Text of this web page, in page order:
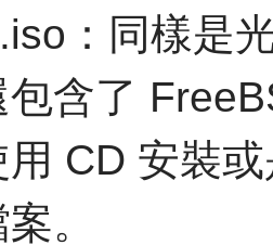
：同樣是
含了
用 CD 安裝
。